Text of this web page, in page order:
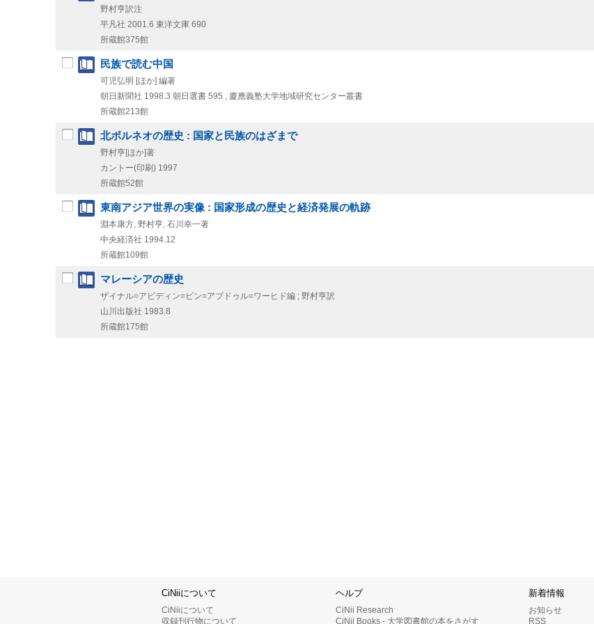
野村亨訳注
平凡社 2001.6 東洋文庫 690
所蔵館375館
民族で読む中国
可児弘明 [ほか] 編著
朝日新聞社 1998.3 朝日選書 595 , 慶應義塾大学地域研究センター叢書
所蔵館213館
北ボルネオの歴史 : 国家と民族のはざまで
野村亨[ほか]著
カントー(印刷) 1997
所蔵館52館
東南アジア世界の実像 : 国家形成の歴史と経済発展の軌跡
淵本康方, 野村亨, 石川幸一著
中央経済社 1994.12
所蔵館109館
マレーシアの歴史
ザイナル=アビディン=ビン=アブドゥル=ワーヒド編 ; 野村亨訳
山川出版社 1983.8
所蔵館175館
CiNiiについて
CiNiiについて
収録刊行物について
ヘルプ
CiNii Research
CiNii Books - 大学図書館の本をさがす
新着情報
お知らせ
RSS